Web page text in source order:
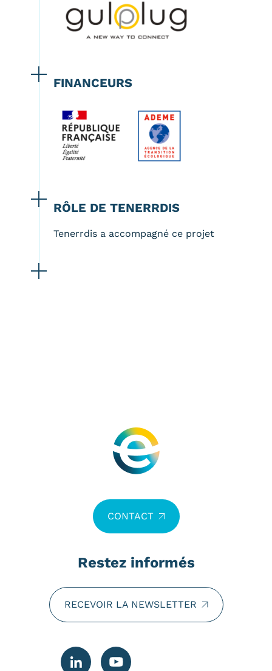
FINANCEURS
RÔLE DE TENERRDIS
Tenerrdis a accompagné ce projet
CONTACT
Restez informés
RECEVOIR LA NEWSLETTER